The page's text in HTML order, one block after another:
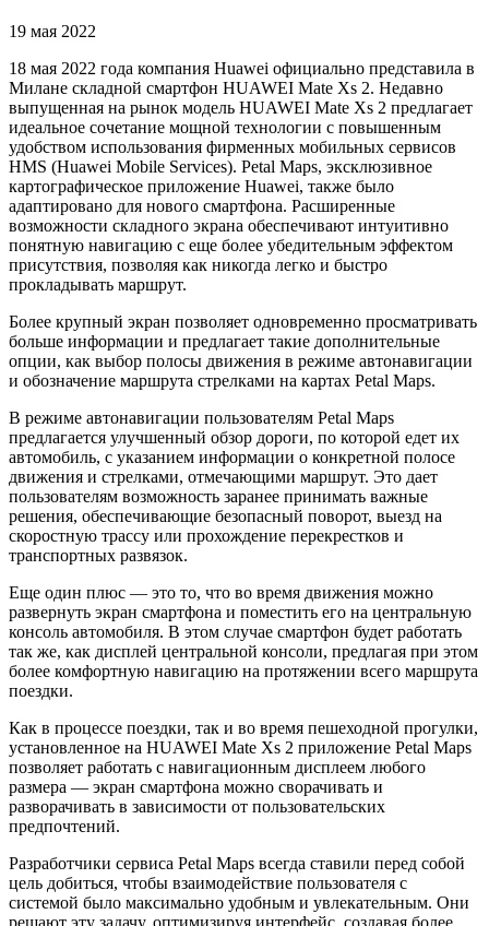
19 мая 2022
18 мая 2022 года компания Huawei официально представила в
Милане складной смартфон HUAWEI Mate Xs 2. Недавно
выпущенная на рынок модель HUAWEI Mate Xs 2 предлагает
идеальное сочетание мощной технологии с повышенным
удобством использования фирменных мобильных сервисов
HMS (Huawei Mobile Services). Petal Maps, эксклюзивное
картографическое приложение Huawei, также было
адаптировано для нового смартфона. Расширенные
возможности складного экрана обеспечивают интуитивно
понятную навигацию с еще более убедительным эффектом
присутствия, позволяя как никогда легко и быстро
прокладывать маршрут.
Более крупный экран позволяет одновременно просматривать
больше информации и предлагает такие дополнительные
опции, как выбор полосы движения в режиме автонавигации
и обозначение маршрута стрелками на картах Petal Maps.
В режиме автонавигации пользователям Petal Maps
предлагается улучшенный обзор дороги, по которой едет их
автомобиль, с указанием информации о конкретной полосе
движения и стрелками, отмечающими маршрут. Это дает
пользователям возможность заранее принимать важные
решения, обеспечивающие безопасный поворот, выезд на
скоростную трассу или прохождение перекрестков и
транспортных развязок.
Еще один плюс — это то, что во время движения можно
развернуть экран смартфона и поместить его на центральную
консоль автомобиля. В этом случае смартфон будет работать
так же, как дисплей центральной консоли, предлагая при этом
более комфортную навигацию на протяжении всего маршрута
поездки.
Как в процессе поездки, так и во время пешеходной прогулки,
установленное на HUAWEI Mate Xs 2 приложение Petal Maps
позволяет работать с навигационным дисплеем любого
размера — экран смартфона можно сворачивать и
разворачивать в зависимости от пользовательских
предпочтений.
Разработчики сервиса Petal Maps всегда ставили перед собой
цель добиться, чтобы взаимодействие пользователя с
системой было максимально удобным и увлекательным. Они
решают эту задачу, оптимизируя интерфейс, создавая более